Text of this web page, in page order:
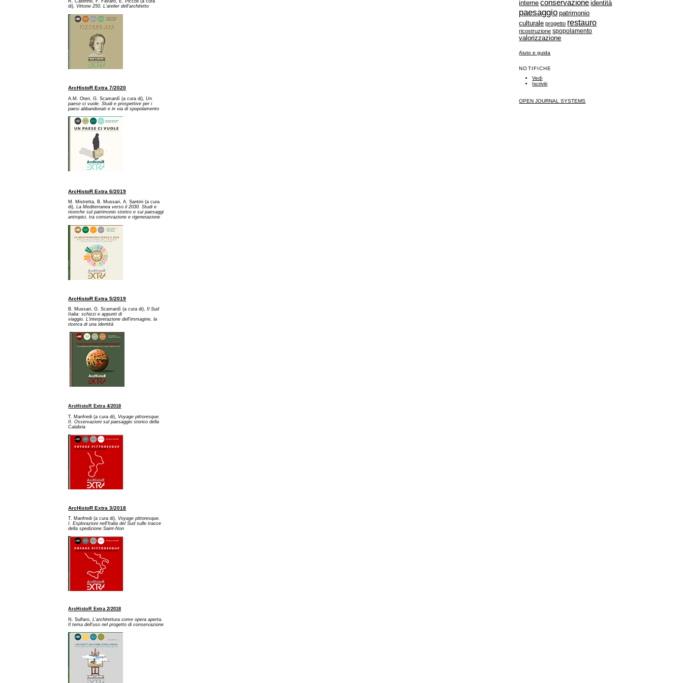
R. Caterino, F. Favaro, E. Piccoli (a cura
di),Vittone 250. L'atelier dell'architetto
ArcHistoR Extra 7/2020
A.M. Oteri, G. Scamardì (a cura di),Un
paese ci vuole. Studi e prospettive per i
paesi abbandonati e in via di spopolamento
ArcHistoR Extra 6/2019
M. Mistretta, B. Mussari, A. Santini (a cura
di),La Mediterranea verso il 2030. Studi e
ricerche sul patrimonio storico e sui paesaggi
antropici, tra conservazione e rigenerazione
ArcHistoR Extra 5/2019
B. Mussari, G. Scamardì (a cura di),Il Sud
Italia: schizzi e appunti di
viaggio. L'interpretazione dell'immagine, la
ricerca di una identità
ArcHistoR Extra 4/2018
T. Manfredi (a cura di),Voyage pittoresque.
II. Osservazioni sul paesaggio storico della
Calabria
ArcHistoR Extra 3/2018
T. Manfredi (a cura di),Voyage pittoresque.
I. Esplorazioni nell'Italia del Sud sulle tracce
della spedizione Saint-Non
ArcHistoR Extra 2/2018
N. Sulfaro,L'architettura come opera aperta.
Il tema dell'uso nel progetto di conservazione
interne conservazione identità
paesaggio patrimonio
culturale progetto restauro
ricostruzione spopolamento
valorizzazione
Aiuto e guida
NOTIFICHE
Vedi
Iscriviti
OPEN JOURNAL SYSTEMS